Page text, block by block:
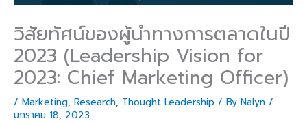
วิสัยทัศน์ของผู้นำทางการตลาดในปี
2023 (Leadership Vision for
2023: Chief Marketing Officer)
/ Marketing, Research, Thought Leadership / By Nalyn /
มกราคม 18, 2023